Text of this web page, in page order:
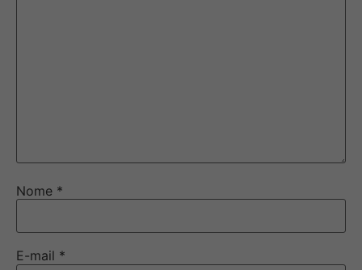
Nome *
E-mail *